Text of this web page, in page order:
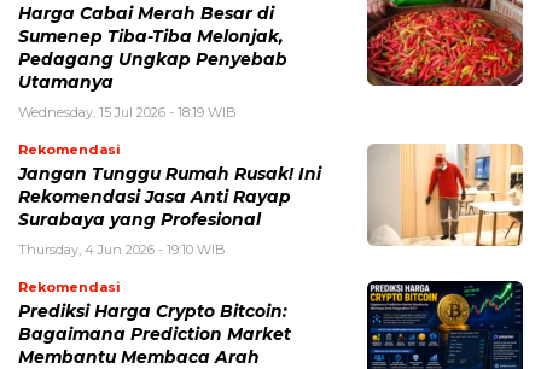
Harga Cabai Merah Besar di
Sumenep Tiba-Tiba Melonjak,
Pedagang Ungkap Penyebab
Utamanya
Wednesday, 15 Jul 2026 - 18:19 WIB
Rekomendasi
Jangan Tunggu Rumah Rusak! Ini
Rekomendasi Jasa Anti Rayap
Surabaya yang Profesional
Thursday, 4 Jun 2026 - 19:10 WIB
Rekomendasi
Prediksi Harga Crypto Bitcoin:
Bagaimana Prediction Market
Membantu Membaca Arah